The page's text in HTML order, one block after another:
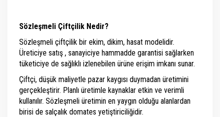
Sözleşmeli Çiftçilik Nedir?
Sözleşmeli çiftçilik bir ekim, dikim, hasat modelidir.
Üreticiye satış , sanayiciye hammadde garantisi sağlarken
tüketiciye de sağlıklı izlenebilen ürüne erişim imkanı sunar.
Çiftçi, düşük maliyetle pazar kaygısı duymadan üretimini
gerçekleştirir. Planlı üretimle kaynaklar etkin ve verimli
kullanılır. Sözleşmeli üretimin en yaygın olduğu alanlardan
birisi de salçalık domates yetiştiriciliğidir.